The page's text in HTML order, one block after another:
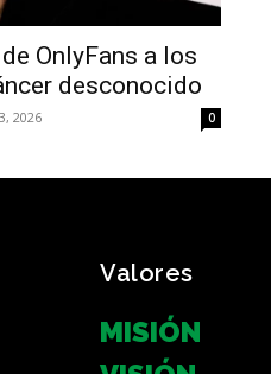
OnlyFans a los
desconocido
2026 0
Valores
MISIÓN